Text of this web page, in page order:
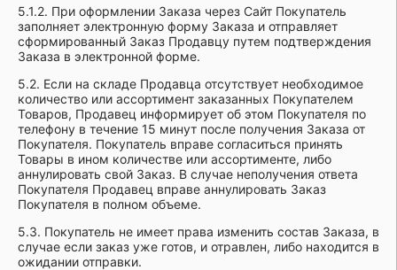
5.1.2. При оформлении Заказа через Сайт Покупатель
заполняет электронную форму Заказа и отправляет
сформированный Заказ Продавцу путем подтверждения
Заказа в электронной форме.
5.2. Если на складе Продавца отсутствует необходимое
количество или ассортимент заказанных Покупателем
Товаров, Продавец информирует об этом Покупателя по
телефону в течение 15 минут после получения Заказа от
Покупателя. Покупатель вправе согласиться принять
Товары в ином количестве или ассортименте, либо
аннулировать свой Заказ. В случае неполучения ответа
Покупателя Продавец вправе аннулировать Заказ
Покупателя в полном объеме.
5.3. Покупатель не имеет права изменить состав Заказа, в
случае если заказ уже готов, и отравлен, либо находится в
ожидании отправки.